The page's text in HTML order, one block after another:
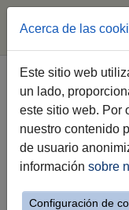
Saltar al contenido
Concurso
Feria del
Acerca de las
Este sitio web
un lado,
este sitio web. Por
nuestro contenido
de usuario
información sobre
Configuración de